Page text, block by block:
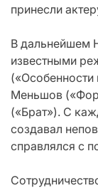
принесли
В дальнейшем
известными
Меньшов
(«Брат»). С
создавал
справлялся с